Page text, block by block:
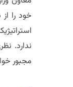
خود را
ندارد.
مجبور